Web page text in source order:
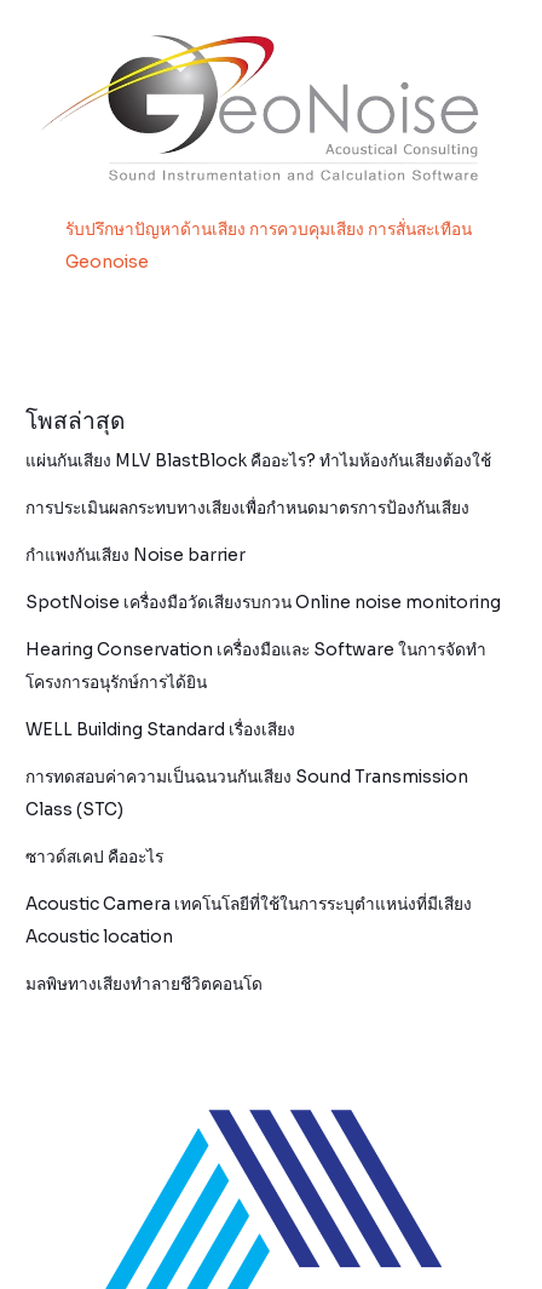
รับปรึกษาปัญหาด้านเสียง การควบคุมเสียง การสั่นสะเทือน
Geonoise
โพสล่าสุด
แผ่นกันเสียง MLV BlastBlock คืออะไร? ทำไมห้องกันเสียงต้องใช้
การประเมินผลกระทบทางเสียงเพื่อกำหนดมาตรการป้องกันเสียง
กำแพงกันเสียง Noise barrier
SpotNoise เครื่องมือวัดเสียงรบกวน Online noise monitoring
Hearing Conservation เครื่องมือและ Software ในการจัดทำ
โครงการอนุรักษ์การได้ยิน
WELL Building Standard เรื่องเสียง
การทดสอบค่าความเป็นฉนวนกันเสียง Sound Transmission
Class (STC)
ซาวด์สเคป คืออะไร
Acoustic Camera เทคโนโลยีที่ใช้ในการระบุตำแหน่งที่มีเสียง
Acoustic location
มลพิษทางเสียงทำลายชีวิตคอนโด